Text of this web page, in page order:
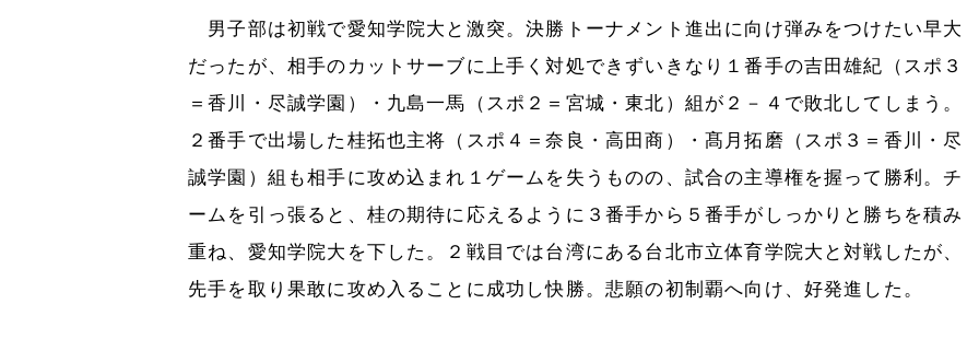
男子部は初戦で愛知学院大と激突。決勝トーナメント進出に向け弾みをつけたい早大
だったが、相手のカットサーブに上手く対処できずいきなり１番手の吉田雄紀（スポ３
＝香川・尽誠学園）・九島一馬（スポ２＝宮城・東北）組が２－４で敗北してしまう。
２番手で出場した桂拓也主将（スポ４＝奈良・高田商）・髙月拓磨（スポ３＝香川・尽
誠学園）組も相手に攻め込まれ１ゲームを失うものの、試合の主導権を握って勝利。チ
ームを引っ張ると、桂の期待に応えるように３番手から５番手がしっかりと勝ちを積み
重ね、愛知学院大を下した。２戦目では台湾にある台北市立体育学院大と対戦したが、
先手を取り果敢に攻め入ることに成功し快勝。悲願の初制覇へ向け、好発進した。